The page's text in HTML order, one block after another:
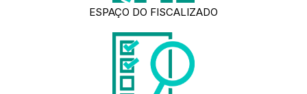
ESPAÇO DO FISCALIZADO